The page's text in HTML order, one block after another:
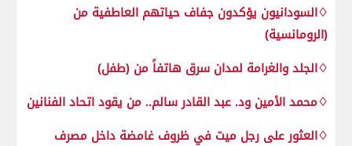
♢السودانيون يؤكدون جفاف حياتهم العاطفية من
(الرومانسية)
♢الجلد والغرامة لمدان سرق هاتفاً من (طفل)
♢محمد الأمين ود. عبد القادر سالم.. من يقود اتحاد الفنانين
♢العثور على رجل ميت في ظروف غامضة داخل مصرف